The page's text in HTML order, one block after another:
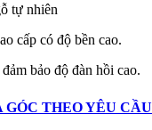
tự nhiên
cấp có độ bền cao.
bảo độ đàn hồi cao.
GÓC THEO YÊU CẦU